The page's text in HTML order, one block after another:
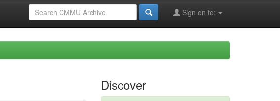
Sign on to:
Discover